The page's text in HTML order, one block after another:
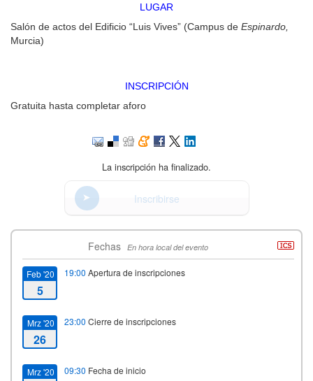
LUGAR
Salón de actos del Edificio “Luis Vives” (Campus de Espinardo,
Murcia)
INSCRIPCIÓN
Gratuita hasta completar aforo
La inscripción ha finalizado.
Inscribirse
Fechas En hora local del evento
Feb '20
5
19:00 Apertura de inscripciones
Mrz '20
26
23:00 Cierre de inscripciones
Mrz '20 09:30 Fecha de inicio